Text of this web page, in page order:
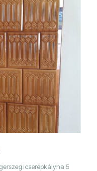
cserépkályha 5